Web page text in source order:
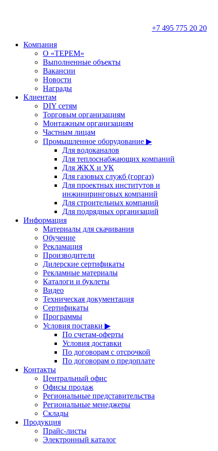
+7 495 775 20 20
Компания
О «ТЕРЕМ»
Выполненные объекты
Вакансии
Новости
Награды
Клиентам
DIY сетям
Торговым организациям
Монтажным организациям
Частным лицам
Промышленное оборудование ▶
Для водоканалов
Для теплоснабжающих компаний
Для ЖКХ и УК
Для газовых служб (горгаз)
Для проектных институтов и
инжиниринговых компаний
Для строительных компаний
Для подрядных организаций
Информация
Материалы для скачивания
Обучение
Рекламация
Производители
Дилерские сертификаты
Рекламные материалы
Каталоги и буклеты
Видео
Техническая документация
Сертификаты
Программы
Условия поставки ▶
По счетам-оферты
Условия доставки
По договорам с отсрочкой
По договорам о предоплате
Контакты
Центральный офис
Офисы продаж
Региональные представительства
Региональные менеджеры
Склады
Продукция
Прайс-листы
Электронный каталог